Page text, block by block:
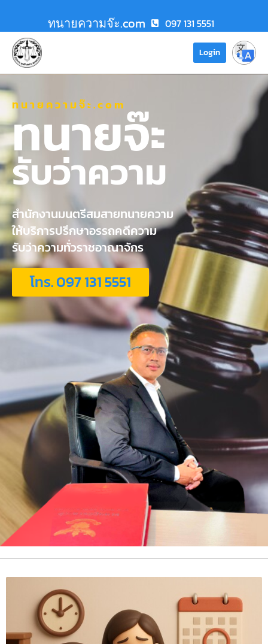
ทนายความจ๊ะ.com 097 131 5551
Login
ทนายความจ๊ะ.com
ทนายจ๊ะ
รับว่าความ
สำนักงานมนตรีสมสายทนายความ
ให้บริการปรึกษาอรรถคดีความ
รับว่าความทั่วราชอาณาจักร
โทร. 097 131 5551